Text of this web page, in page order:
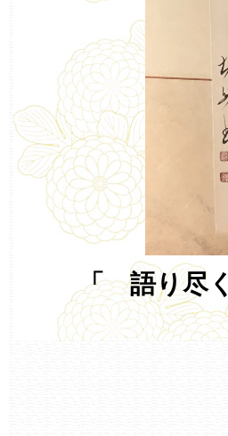
「 語り尽